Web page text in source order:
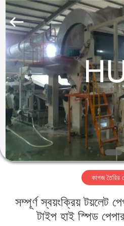
বাড়ি
পণ্য
আমাদের
সম্পর্কে
কারখানা
2026
HUATAO
LOVER
LTD.
Rights
Reserved.
কাগজ তৈরির
সম্পূর্ণ স্বয়ংক্রিয় টয়লেট
টাইপ হাই স্পিড